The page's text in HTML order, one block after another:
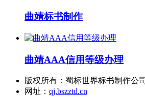
曲靖标书制作
曲靖AAA信用等级办理
版权所有：蜀标世界标书制作公司
网址： qj.bszztd.cn